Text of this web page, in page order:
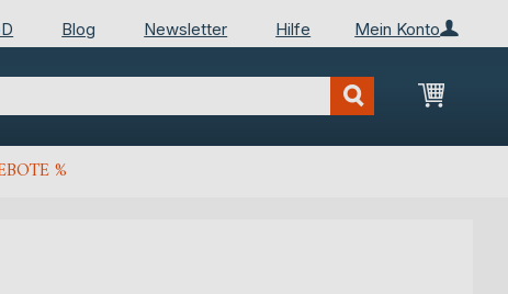
Mein Konto
Blog Newsletter Hilfe
Mein
%